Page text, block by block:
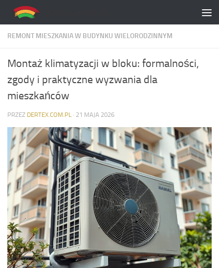
Skip to content
REMONT MIESZKANIA W BUDYNKU WIELORODZINNYM
Montaż klimatyzacji w bloku: formalności,
zgody i praktyczne wyzwania dla
mieszkańców
PRZEZ DERTEX.COM.PL · 21 MAJA 2026